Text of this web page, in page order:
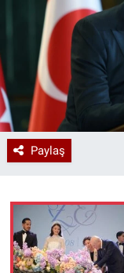
Paylaş
Sağlık
Teknoloji
Ramazan